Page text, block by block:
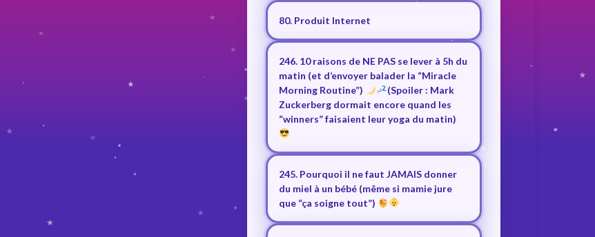
80. Produit Internet
246. 10 raisons de NE PAS se lever à 5h du
matin (et d’envoyer balader la “Miracle
Morning Routine”)
(Spoiler : Mark
Zuckerberg dormait encore quand les
“winners” faisaient leur yoga du matin)
245. Pourquoi il ne faut JAMAIS donner
du miel à un bébé (même si mamie jure
que “ça soigne tout”)